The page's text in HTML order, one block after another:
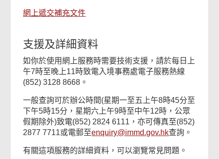
網上遞交補充文件
支援及詳細資料
如你於使用網上服務時需要技術支援，請於每日上
午7時至晚上11時致電入境事務處電子服務熱線
(852) 3128 8668。
一般查詢可於辦公時間(星期一至五上午8時45分至
下午5時15分，星期六上午9時至中午12時，公眾
假期除外)致電(852) 2824 6111，亦可傳真至(852)
2877 7711或電郵至enquiry@immd.gov.hk查詢。
有關這項服務的詳細資料，可以瀏覽常見問題。